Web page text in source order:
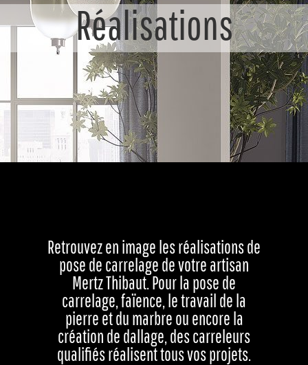
Réalisations
Retrouvez en image les réalisations de
pose de carrelage de votre artisan
Mertz Thibaut. Pour la pose de
carrelage, faïence, le travail de la
pierre et du marbre ou encore la
création de dallage, des carreleurs
qualifiés réalisent tous vos projets.